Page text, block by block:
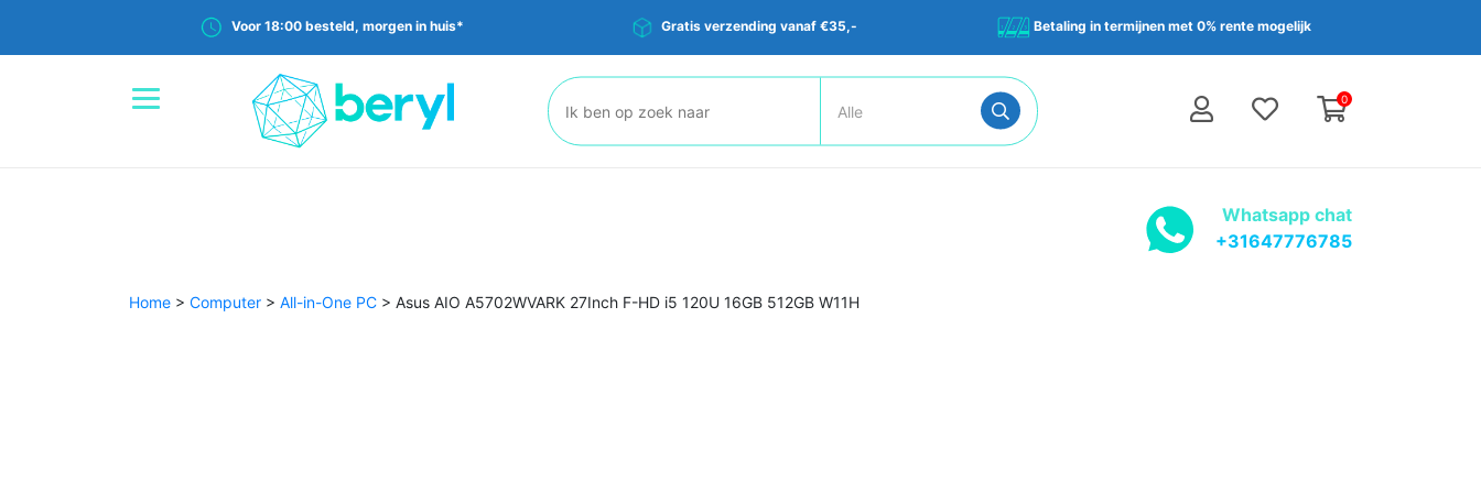
Voor 18:00 besteld, morgen in huis* Gratis verzending vanaf €35,- Betaling in termijnen met 0% rente mogelijk
0
Zoeken:
Whatsapp chat
+31647776785
Home > Computer > All-in-One PC > Asus AIO A5702WVARK 27Inch F-HD i5 120U 16GB 512GB W11H